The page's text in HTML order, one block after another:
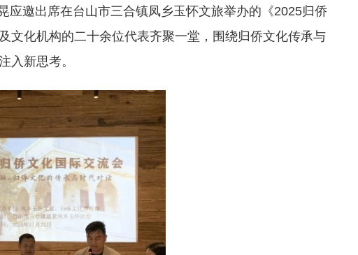
邀出席在台山市三合镇凤乡玉怀文旅举办的《2025归侨
文化机构的二十余位代表齐聚一堂，围绕归侨文化传承与
入新思考。